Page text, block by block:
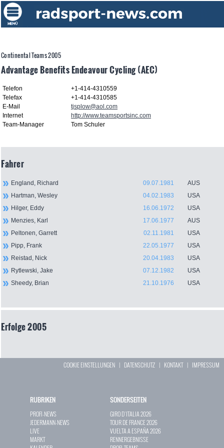
Continental Teams 2005
Advantage Benefits Endeavour Cycling (AEC)
Telefon
+1-414-4310559
Telefax
+1-414-4310585
E-Mail
tjsplow@aol.com
Internet
http://www.teamsportsinc.com
Team-Manager
Tom Schuler
Fahrer
England, Richard 09.07.1981
AUS
Hartman, Wesley
04.02.1983
USA
Hilger, Eddy
16.06.1972
USA
Menzies, Karl
17.06.1977
AUS
Peltonen, Garrett
02.11.1981
USA
Pipp, Frank
22.05.1977
USA
Reistad, Nick
20.04.1983
USA
Rytlewski, Jake
07.12.1982
USA
Sheedy, Brian
21.10.1976 USA
Erfolge 2005
COOKIE EINSTELLUNGEN | DATENSCHUTZ | KONTAKT| IMPRESSUM
RUBRIKEN
PROFI-NEWS
JEDERMANN-NEWS
LIVE
MARKT
SONDERSEITEN
GIRO D`ITALIA 2026
TOUR DE FRANCE 2026
VUELTA A ESPAÑA 2026
RENNERGEBNISSE